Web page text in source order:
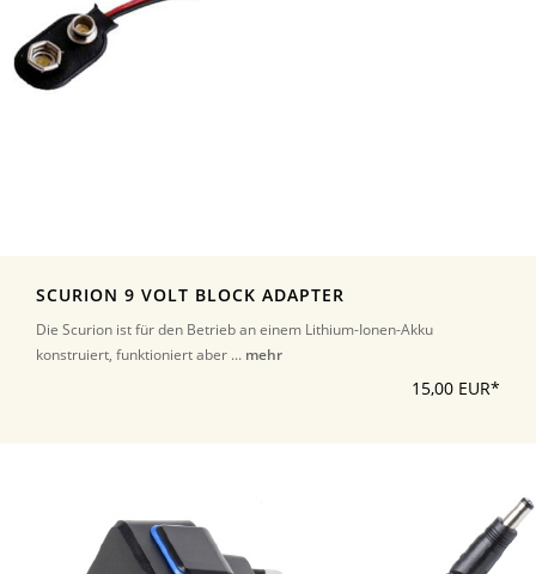
SCURION 9 VOLT BLOCK ADAPTER
Die Scurion ist für den Betrieb an einem Lithium-Ionen-Akku
konstruiert, funktioniert aber ... mehr
15,00 EUR*